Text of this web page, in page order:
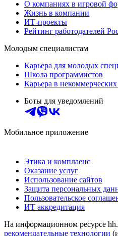
О компаниях в игровой
Жизнь в компании
ИТ-проекты
Рейтинг работодателей
Молодым специалистам
Карьера для молодых
Школа программистов
Карьера в
Боты для уведомлений
Мобильное приложение
Этика и комплаенс
Оказание услуг
Использование сайтов
Защита персональных
Пользовательское
ИТ аккредитация
На информационном ресурсе
рекомендательные технологии